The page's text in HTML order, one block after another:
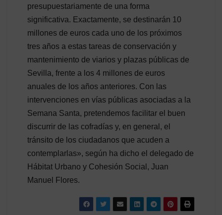
presupuestariamente de una forma
significativa. Exactamente, se destinarán 10
millones de euros cada uno de los próximos
tres años a estas tareas de conservación y
mantenimiento de viarios y plazas públicas de
Sevilla, frente a los 4 millones de euros
anuales de los años anteriores. Con las
intervenciones en vías públicas asociadas a la
Semana Santa, pretendemos facilitar el buen
discurrir de las cofradías y, en general, el
tránsito de los ciudadanos que acuden a
contemplarlas», según ha dicho el delegado de
Hábitat Urbano y Cohesión Social, Juan
Manuel Flores.